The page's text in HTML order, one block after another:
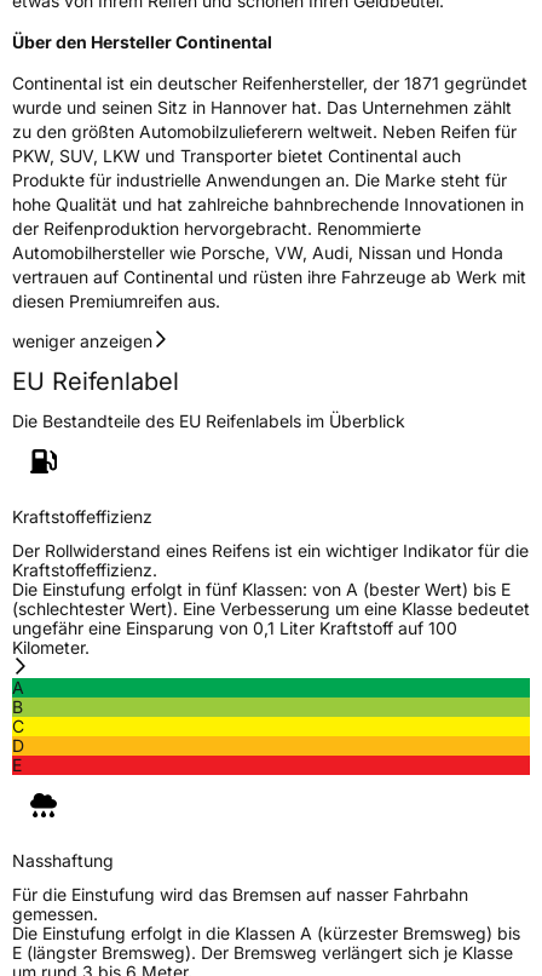
Über den Hersteller Continental
Continental ist ein deutscher Reifenhersteller, der 1871 gegründet
wurde und seinen Sitz in Hannover hat. Das Unternehmen zählt
zu den größten Automobilzulieferern weltweit. Neben Reifen für
PKW, SUV, LKW und Transporter bietet Continental auch
Produkte für industrielle Anwendungen an. Die Marke steht für
hohe Qualität und hat zahlreiche bahnbrechende Innovationen in
der Reifenproduktion hervorgebracht. Renommierte
Automobilhersteller wie Porsche, VW, Audi, Nissan und Honda
vertrauen auf Continental und rüsten ihre Fahrzeuge ab Werk mit
diesen Premiumreifen aus.
weniger anzeigen
EU Reifenlabel
Die Bestandteile des EU Reifenlabels im Überblick
Kraftstoffeffizienz
Der Rollwiderstand eines Reifens ist ein wichtiger Indikator für die
Kraftstoffeffizienz.
Die Einstufung erfolgt in fünf Klassen: von A (bester Wert) bis E
(schlechtester Wert). Eine Verbesserung um eine Klasse bedeutet
ungefähr eine Einsparung von 0,1 Liter Kraftstoff auf 100
Kilometer.
A
B
C
D
E
Nasshaftung
Für die Einstufung wird das Bremsen auf nasser Fahrbahn
gemessen.
Die Einstufung erfolgt in die Klassen A (kürzester Bremsweg) bis
E (längster Bremsweg). Der Bremsweg verlängert sich je Klasse
um rund 3 bis 6 Meter.